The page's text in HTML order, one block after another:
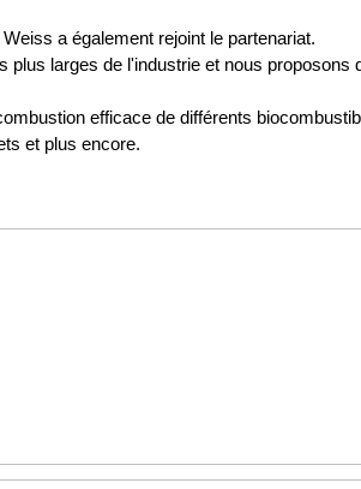
a également rejoint le partenariat.
larges de l'industrie et nous
efficace de différents
et plus encore.